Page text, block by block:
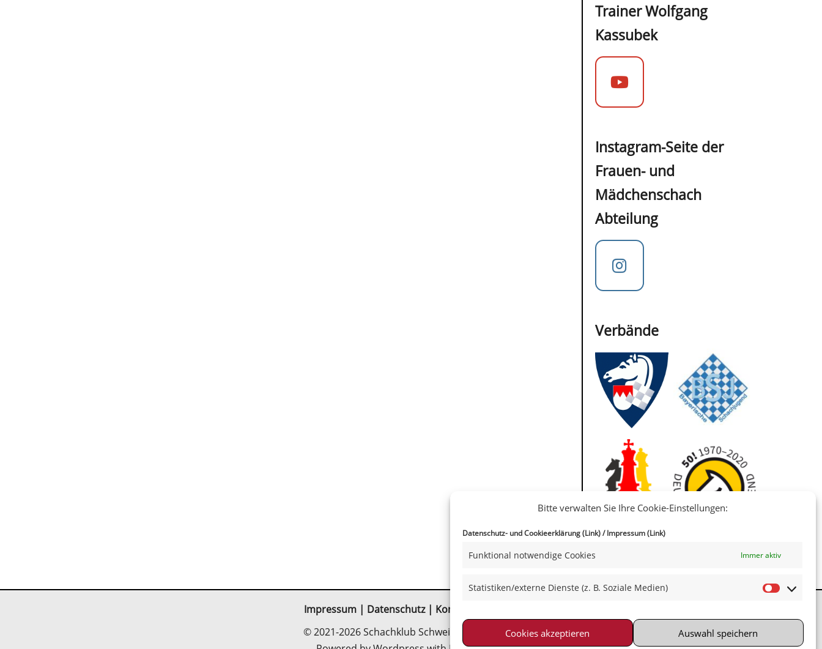
Bitte verwalten Sie Ihre Cookie-Einstellungen:
Datenschutz- und Cookieerklärung (Link)/Impressum (Link)
Funktional notwendige Cookies Immer aktiv
Statistiken/externe Dienste (z. B. Soziale Medien)
Cookies akzeptieren Auswahl speichern
Trainer Wolfgang
Kassubek
Instagram-Seite der
Frauen- und
Mädchenschach
Abteilung
Verbände
Impressum| Datenschutz| Kontakt
© 2021-2026 Schachklub Schweinfurt 2000 e. V.